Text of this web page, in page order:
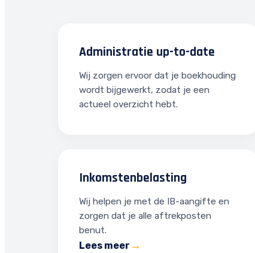
Administratie up-to-date
Wij zorgen ervoor dat je boekhouding
wordt bijgewerkt, zodat je een
actueel overzicht hebt.
Inkomstenbelasting
Wij helpen je met de IB-aangifte en
zorgen dat je alle aftrekposten
benut.
Lees meer